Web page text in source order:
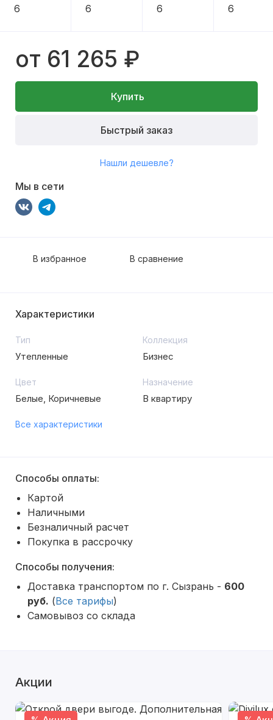
от 61 265 ₽
Купить
Быстрый заказ
Нашли дешевле?
Мы в сети
В избранное В сравнение
Характеристики
Тип
Утепленные
Коллекция
Бизнес
Цвет
Белые, Коричневые
Назначение
В квартиру
Все характеристики
Способы оплаты:
Картой
Наличными
Безналичный расчет
Покупка в рассрочку
Способы получения:
Доставка транспортом по г. Сызрань - 600
руб. (Все тарифы)
Самовывоз со склада
Акции